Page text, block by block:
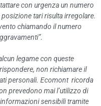
acquisizione
con urgenza un numero
tari risulta irregolare.
chiamando il numero
legame con queste
non richiamare il
personali. Ecomont ricorda
prevedono mai l’utilizzo di
sensibili tramite